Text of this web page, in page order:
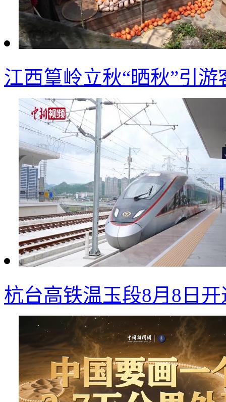
江西篁岭立秋“晒秋”引游
杭台高铁温玉段8月8日